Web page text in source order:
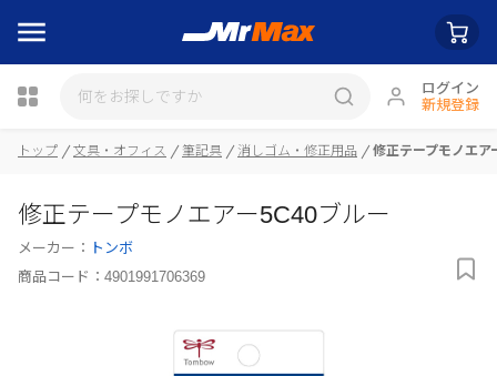
ログイン
新規登録
トップ 文具・オフィス 筆記具 消しゴム・修正用品 修正テープモノエア
修正テープモノエアー5C40ブルー
メーカー：
トンボ
商品コード： 4901991706369